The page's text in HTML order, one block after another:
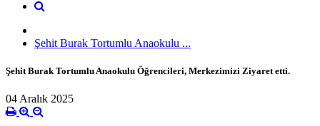
Şehit Burak Tortumlu Anaokulu ...
Şehit Burak Tortumlu Anaokulu Öğrencileri, Merkezimizi Ziyaret etti.
04 Aralık 2025